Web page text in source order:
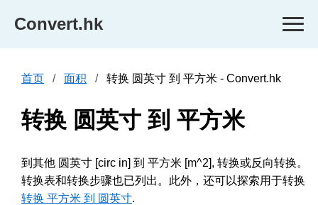
Convert.hk
首页 面积 转换 圆英寸 到 平方米 - Convert.hk
转换 圆英寸 到 平方米
到其他 圆英寸 [circ in] 到 平方米 [m^2], 转换或反向转换。
转换表和转换步骤也已列出。此外，还可以探索用于转换
转换 平方米 到 圆英寸.